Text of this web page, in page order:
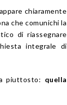
chiaramente
che comunichi la
di riassegnare
integrale di
piuttosto: quella